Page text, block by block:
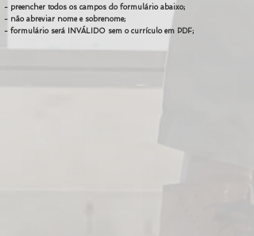
- preencher todos os campos do formulário abaixo;
- não abreviar nome e sobrenome;
- formulário será INVÁLIDO sem o currículo em PDF;